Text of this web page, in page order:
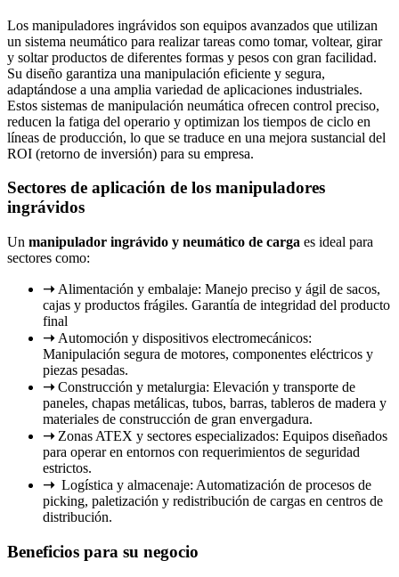
Los manipuladores ingrávidos son equipos avanzados que utilizan
un sistema neumático para realizar tareas como tomar, voltear, girar
y soltar productos de diferentes formas y pesos con gran facilidad.
Su diseño garantiza una manipulación eficiente y segura,
adaptándose a una amplia variedad de aplicaciones industriales.
Estos sistemas de manipulación neumática ofrecen control preciso,
reducen la fatiga del operario y optimizan los tiempos de ciclo en
líneas de producción, lo que se traduce en una mejora sustancial del
ROI (retorno de inversión) para su empresa.
Sectores de aplicación de los manipuladores
ingrávidos
Un manipulador ingrávido y neumático de carga es ideal para
sectores como:
➝ Alimentación y embalaje: Manejo preciso y ágil de sacos,
cajas y productos frágiles. Garantía de integridad del producto
final
➝ Automoción y dispositivos electromecánicos:
Manipulación segura de motores, componentes eléctricos y
piezas pesadas.
➝Construcción y metalurgia: Elevación y transporte de
paneles, chapas metálicas, tubos, barras, tableros de madera y
materiales de construcción de gran envergadura.
➝ Zonas ATEX y sectores especializados: Equipos diseñados
para operar en entornos con requerimientos de seguridad
estrictos.
➝ Logística y almacenaje: Automatización de procesos de
picking, paletización y redistribución de cargas en centros de
distribución.
Beneficios para su negocio